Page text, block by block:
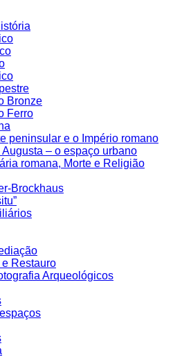
Bronze
Ferro
peninsular e o Império romano
Augusta – o espaço urbano
romana, Morte e Religião
Brockhaus
Restauro
Arqueológicos